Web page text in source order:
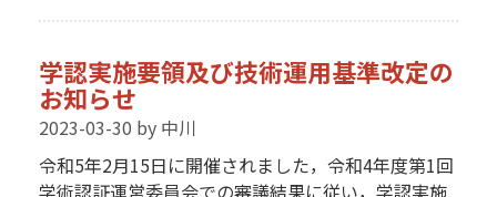
学認実施要領及び技術運用基準改定の
お知らせ
2023-03-30 by 中川
令和5年2月15日に開催されました，令和4年度第1回
学術認証運営委員会での審議結果に従い，学認実施